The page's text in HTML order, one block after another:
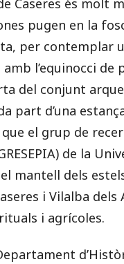
Caseres és molt
pugen en la
per contemplar
l’equinocci de
del conjunt
part d’una
el grup de
de la
mantell dels
i Vilalba dels
i agrícoles.